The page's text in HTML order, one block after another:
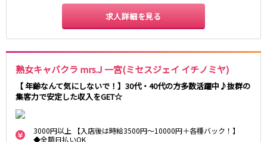
求人詳細を見る
熟女キャバクラ mrs.J 一宮(ミセスジェイ イチノミヤ)
【 年齢なんて気にしないで！】30代・40代の方多数活躍中♪抜群の
集客力で安定した収入をGET☆
3000円以上 【入店後は時給3500円～10000円＋各種バック！】
◆全額日払いOK
伊豆箱根鉄道駿豆線
三島駅